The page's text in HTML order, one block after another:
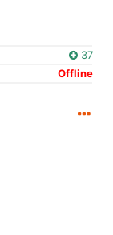
37
Offline